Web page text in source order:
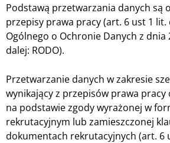
Podstawą przetwarzania danych są
przepisy prawa pracy (art. 6 ust 1 lit.
Ogólnego o Ochronie Danych z dnia
dalej: RODO).
Przetwarzanie danych w zakresie
wynikający z przepisów prawa pracy
na podstawie zgody wyrażonej w
rekrutacyjnym lub zamieszczonej
dokumentach rekrutacyjnych (art. 6